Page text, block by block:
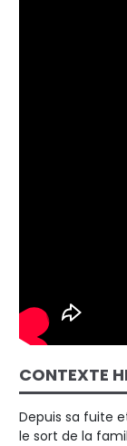
CONTEXTE
Depuis sa fuite
le sort de la